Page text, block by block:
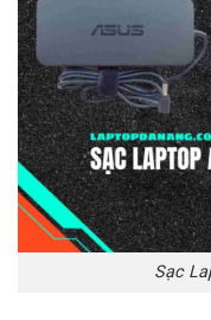
Sạc